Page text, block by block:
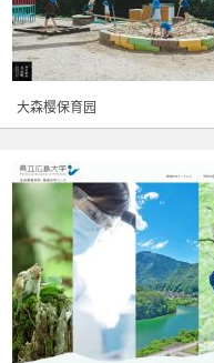
大森樱保育园